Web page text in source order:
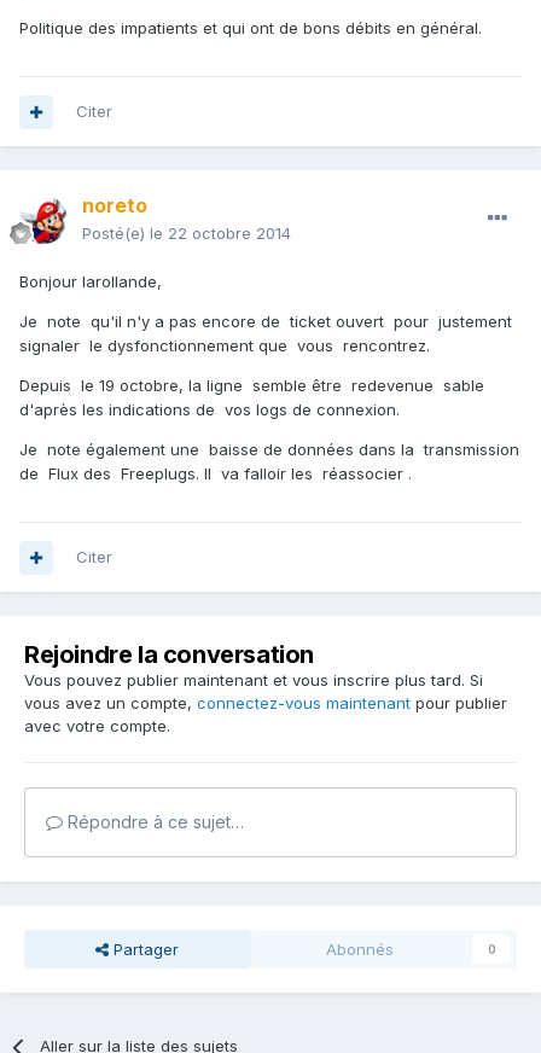
Politique des impatients et qui ont de bons débits en général.
Citer
noreto
Posté(e) le 22 octobre 2014
Bonjour larollande,
Je note qu'il n'y a pas encore de ticket ouvert pour justement
signaler le dysfonctionnement que vous rencontrez.
Depuis le 19 octobre, la ligne semble être redevenue sable
d'après les indications de vos logs de connexion.
Je note également une baisse de données dans la transmission
de Flux des Freeplugs. Il va falloir les réassocier .
Citer
Rejoindre la conversation
Vous pouvez publier maintenant et vous inscrire plus tard. Si
vous avez un compte, connectez-vous maintenant pour publier
avec votre compte.
Répondre à ce sujet…
Partager Abonnés 0
Aller sur la liste des sujets